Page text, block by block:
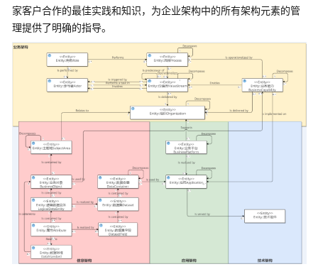
品
介
明
快
入
门
用
户
指
家客户合作的最佳实践和知识，为企业架构中的所有架构元素的管
理提供了明确的指导。